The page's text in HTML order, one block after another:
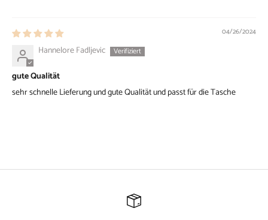
04/26/2024
Hannelore Fadljevic
gute Qualität
sehr schnelle Lieferung und gute Qualität und passt für die Tasche